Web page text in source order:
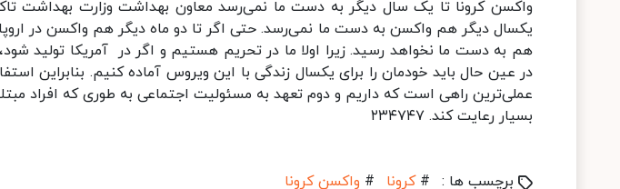
برچسب ها : # کرونا # واکسن کرونا